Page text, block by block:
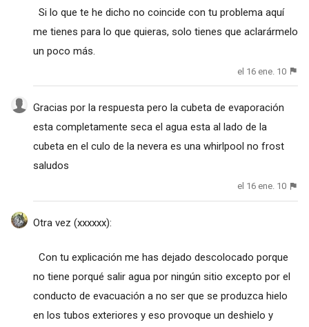
Si lo que te he dicho no coincide con tu problema aquí
me tienes para lo que quieras, solo tienes que aclarármelo
un poco más.
el 16 ene. 10
Gracias por la respuesta pero la cubeta de evaporación
esta completamente seca el agua esta al lado de la
cubeta en el culo de la nevera es una whirlpool no frost
saludos
el 16 ene. 10
Otra vez (xxxxxx):
Con tu explicación me has dejado descolocado porque
no tiene porqué salir agua por ningún sitio excepto por el
conducto de evacuación a no ser que se produzca hielo
en los tubos exteriores y eso provoque un deshielo y